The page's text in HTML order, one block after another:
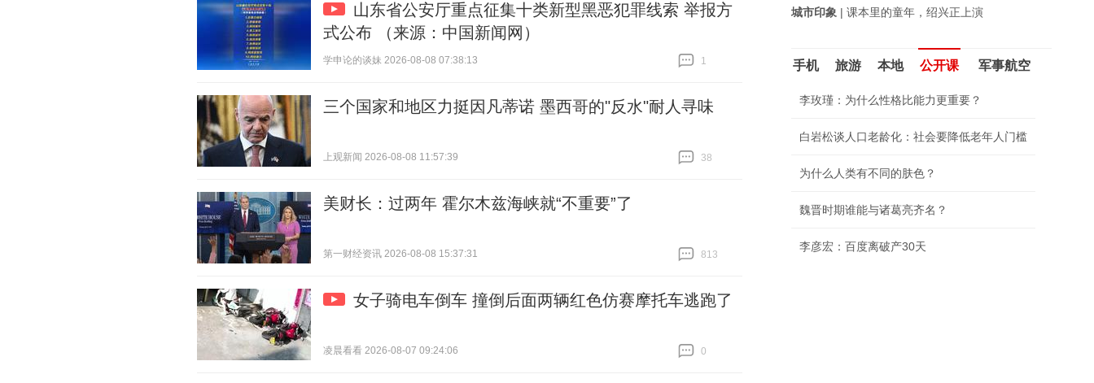
山东省公安厅重点征集十类新型黑恶犯罪线索 举报方
式公布 （来源：中国新闻网）
学申论的谈妹 2026-08-08 07:38:13
1
三个国家和地区力挺因凡蒂诺 墨西哥的"反水"耐人寻味
上观新闻 2026-08-08 11:57:39
38
美财长：过两年 霍尔木兹海峡就“不重要”了
第一财经资讯 2026-08-08 15:37:31
813
女子骑电车倒车 撞倒后面两辆红色仿赛摩托车‌逃跑了
凌晨看看 2026-08-07 09:24:06
0
城市印象 | 课本里的童年，绍兴正上演
手机 旅游 本地 公开课 军事航空
李玫瑾：为什么性格比能力更重要？
白岩松谈人口老龄化：社会要降低老年人门槛
为什么人类有不同的肤色？
魏晋时期谁能与诸葛亮齐名？
李彦宏：百度离破产30天